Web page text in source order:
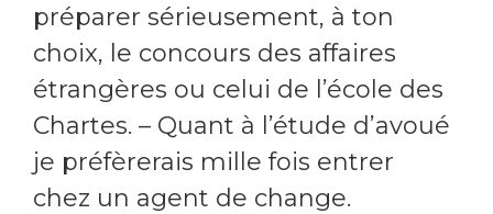
préparer sérieusement, à ton
choix, le concours des affaires
étrangères ou celui de l’école des
Chartes. ­­­­­­­­­­­­­­­­­­­­­– Quant à l’étude d’avoué
je préfèrerais mille fois entrer
chez un agent de change.